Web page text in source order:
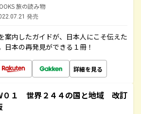
旅の読み物
発売
案内したガイドが、日本人にこそ伝えた
日本の再発見ができる１冊！
詳細を見る
０１ 世界２４４の国と地域 改訂